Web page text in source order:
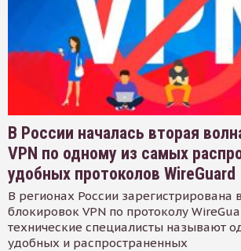
В России началась вторая
VPN по одному из самых
удобных протоколов WireGuard
В регионах России зарегистрирована
блокировок VPN по протоколу
технические специалисты называют
удобных и распространенных